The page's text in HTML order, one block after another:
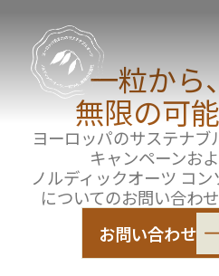
ご利用規約
一粒から
無限の可
ヨーロッパのサステナブ
キャンペーンお
ノルディックオーツ コン
についてのお問い合わ
お問い合わせ